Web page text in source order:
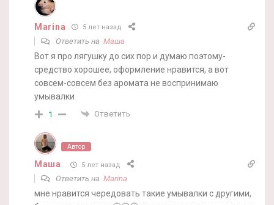
Marina 5 лет назад
Ответить на Маша
Вот я про лягушку до сих пор и думаю поэтому-
средство хорошее, оформление нравится, а вот
совсем-совсем без аромата не воспринимаю
умывалки
1 Ответить
Автор
Маша 5 лет назад
Ответить на Marina
мне нравится чередовать такие умывалки с другими,